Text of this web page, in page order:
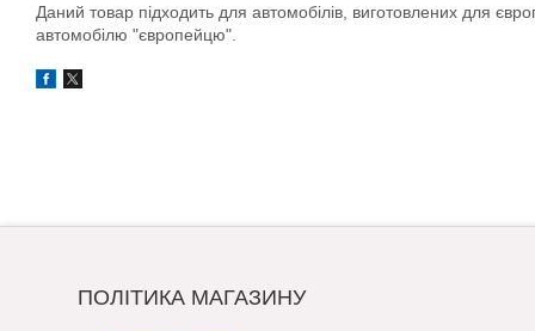
Даний товар підходить для автомобілів, виготовлених для
автомобілю "європейцю".
ПОЛІТИКА МАГАЗИНУ